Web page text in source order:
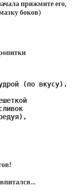
прижмите его,
боков)
(по вкусу).